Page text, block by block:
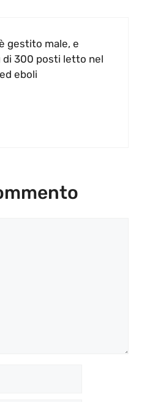
gestito male, e
di 300 posti letto nel
eboli